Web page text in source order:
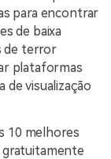
para encontrar
de baixa
de terror
plataformas
de visualização
10 melhores